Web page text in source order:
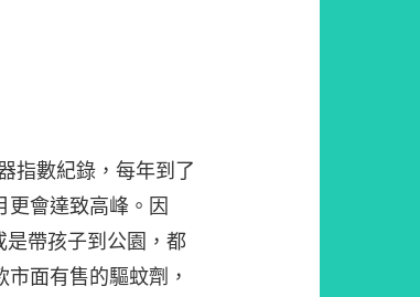
指數紀錄，每年到了
更會達致高峰。因
帶孩子到公園，都
面有售的驅蚊劑，